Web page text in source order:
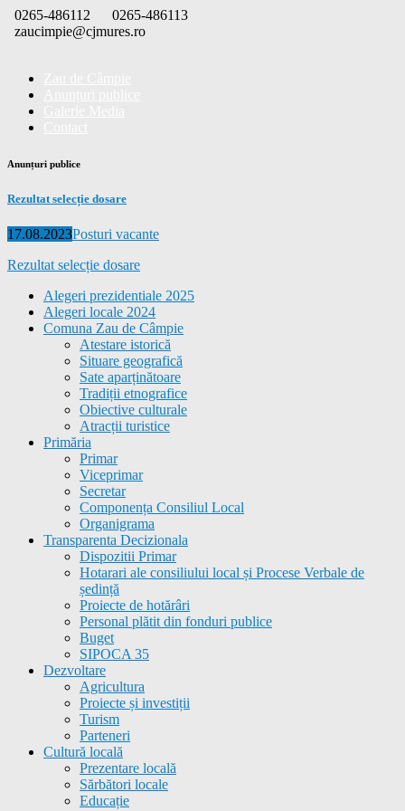
Skip
to
0265-486112
0265-486113
zaucimpie@cjmures.ro
Anunțuri publice
Rezultat selecție dosare
Posted
17.08.2023Categories
Posturi vacante
Rezultat selecție dosare
Alegeri prezidentiale 2025
Alegeri locale 2024
Comuna Zau de Câmpie
Atestare istorică
Situare geografică
Sate aparținătoare
Tradiții etnografice
Obiective culturale
Atracții turistice
Primăria
Primar
Viceprimar
Secretar
Componența Consiliul Local
Organigrama
Transparenta Decizionala
Dispozitii Primar
Hotarari ale consiliului local și Procese Verbale de
ședință
Proiecte de hotărâri
Personal plătit din fonduri publice
Buget
SIPOCA 35
Dezvoltare
Agricultura
Proiecte și investiții
Turism
Parteneri
Cultură locală
Prezentare locală
Sărbători locale
Educație